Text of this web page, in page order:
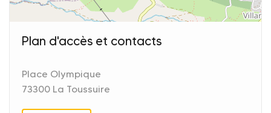
Plan d'accès et contacts
Place Olympique
73300 La Toussuire